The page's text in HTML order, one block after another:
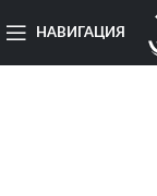
НАВИГАЦИЯ